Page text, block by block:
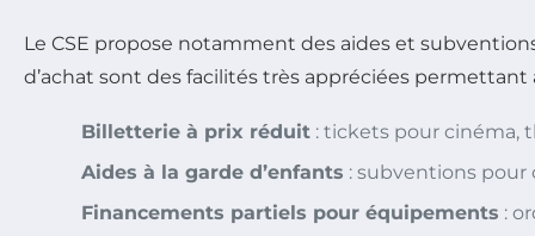
Le CSE propose notamment des aides et
d’achat sont des facilités très appréciées
Billetterie à prix réduit : tickets pour cinéma,
Aides à la garde d’enfants : subventions pour
Financements partiels pour équipements :